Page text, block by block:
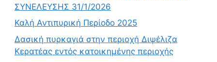
ΣΥΝΕΛΕΥΣΗΣ 31/1/2026
Καλή Αντιπυρική Περίοδο 2025
Δασική πυρκαγιά στην περιοχή Διψέλιζα
Κερατέας εντός κατοικημένης περιοχής